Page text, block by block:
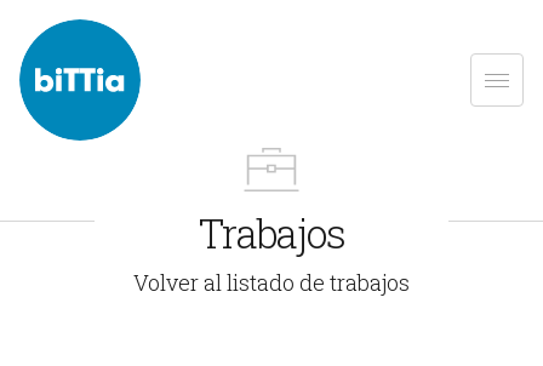
Trabajos
Volver al listado de trabajos